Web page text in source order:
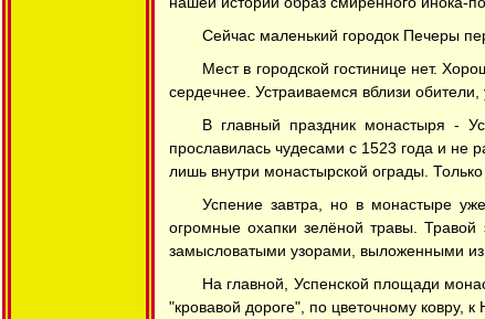
Сейчас маленький городок Печеры
Мест в городской гостинице нет.
сердечнее. Устраиваемся вблизи
В главный праздник монастыря -
прославилась чудесами с 1523 года и не
лишь внутри монастырской ограды.
Успение завтра, но в монастыре
огромные охапки зелёной травы.
замысловатыми узорами, выложенными из
На главной, Успенской площади
"кровавой дороге", по цветочному ковру,